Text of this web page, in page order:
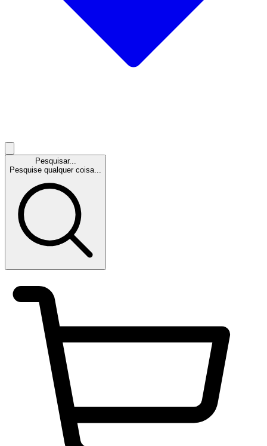
Pesquisar...
Pesquise qualquer coisa...